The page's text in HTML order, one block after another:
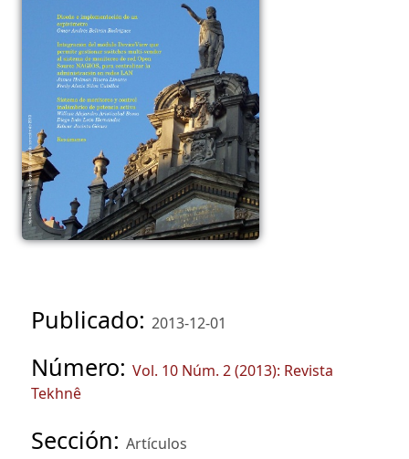
Publicado: 2013-12-01
Número: Vol. 10 Núm. 2 (2013): Revista
Tekhnê
Sección: Artículos